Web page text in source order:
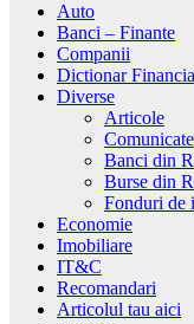
Auto
Banci – Finante
Companii
Dictionar
Diverse
Articole
Comunicate
Banci din
Burse din
Fonduri de
Economie
Imobiliare
IT&C
Recomandari
Articolul tau aici